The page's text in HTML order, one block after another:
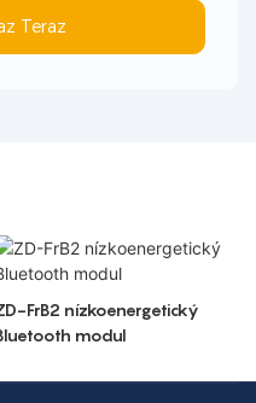
Teraz
FrB2 nízkoenergetický
modul